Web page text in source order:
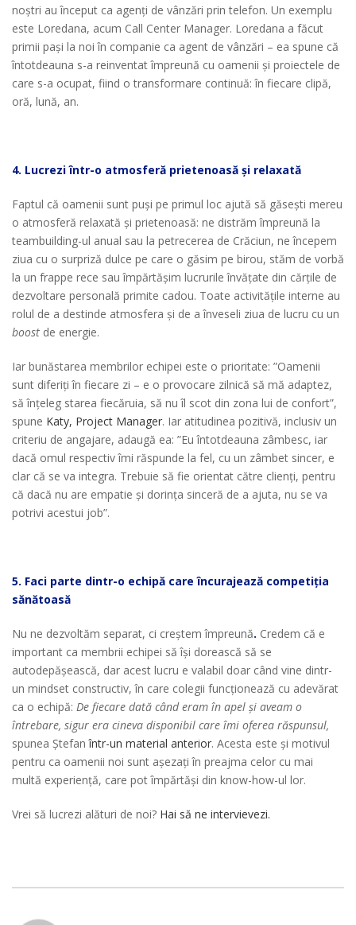
noștri au început ca agenți de vânzări prin telefon. Un exemplu
este Loredana, acum Call Center Manager. Loredana a făcut
primii pași la noi în companie ca agent de vânzări – ea spune că
întotdeauna s-a reinventat împreună cu oamenii și proiectele de
care s-a ocupat, fiind o transformare continuă: în fiecare clipă,
oră, lună, an.
4. Lucrezi într-o atmosferă prietenoasă și relaxată
Faptul că oamenii sunt puși pe primul loc ajută să găsești mereu
o atmosferă relaxată și prietenoasă: ne distrăm împreună la
teambuilding-ul anual sau la petrecerea de Crăciun, ne începem
ziua cu o surpriză dulce pe care o găsim pe birou, stăm de vorbă
la un frappe rece sau împărtășim lucrurile învățate din cărțile de
dezvoltare personală primite cadou. Toate activitățile interne au
rolul de a destinde atmosfera și de a înveseli ziua de lucru cu un
boost de energie.
Iar bunăstarea membrilor echipei este o prioritate: ”Oamenii
sunt diferiți în fiecare zi – e o provocare zilnică să mă adaptez,
să înțeleg starea fiecăruia, să nu îl scot din zona lui de confort”,
spune Katy, Project Manager. Iar atitudinea pozitivă, inclusiv un
criteriu de angajare, adaugă ea: ”Eu întotdeauna zâmbesc, iar
dacă omul respectiv îmi răspunde la fel, cu un zâmbet sincer, e
clar că se va integra. Trebuie să fie orientat către clienți, pentru
că dacă nu are empatie și dorința sinceră de a ajuta, nu se va
potrivi acestui job”.
5. Faci parte dintr-o echipă care încurajează competiția
sănătoasă
Nu ne dezvoltăm separat, ci creștem împreună. Credem că e
important ca membrii echipei să își dorească să se
autodepășească, dar acest lucru e valabil doar când vine dintr-
un mindset constructiv, în care colegii funcționează cu adevărat
ca o echipă: De fiecare dată când eram în apel și aveam o
întrebare, sigur era cineva disponibil care îmi oferea răspunsul,
spunea Ștefanîntr-un material anterior. Acesta este și motivul
pentru ca oamenii noi sunt așezați în preajma celor cu mai
multă experiență, care pot împărtăși din know-how-ul lor.
Vrei să lucrezi alături de noi? Hai să ne intervievezi.